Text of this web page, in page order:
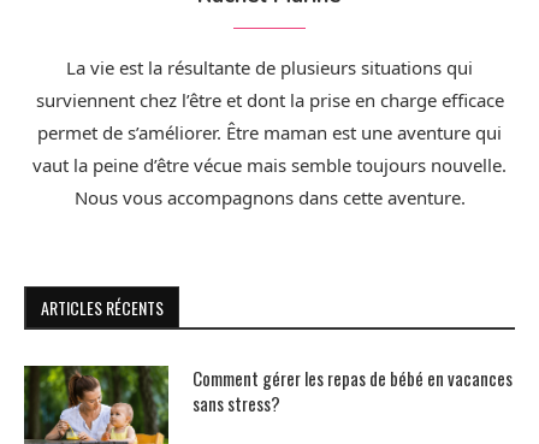
La vie est la résultante de plusieurs situations qui
surviennent chez l’être et dont la prise en charge efficace
permet de s’améliorer. Être maman est une aventure qui
vaut la peine d’être vécue mais semble toujours nouvelle.
Nous vous accompagnons dans cette aventure.
ARTICLES RÉCENTS
Comment gérer les repas de bébé en vacances
sans stress?